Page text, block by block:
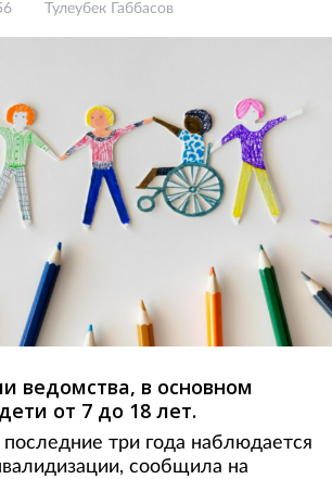
Тулеубек Габбасов
ведомства, в основном
от 7 до 18 лет.
последние три года наблюдается
сообщила на